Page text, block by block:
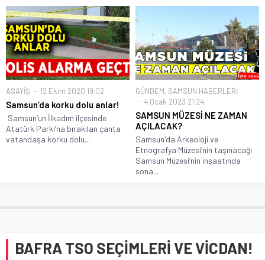
ASAYİŞ 12 Ekim 2020 19:02
Samsun’da korku dolu anlar!
Samsun’un İlkadım ilçesinde
Atatürk Parkı’na bırakılan çanta
vatandaşa korku dolu...
GÜNDEM, SAMSUN HABERLERİ
4 Ocak 2023 21:24
SAMSUN MÜZESİ NE ZAMAN
AÇILACAK?
Samsun'da Arkeoloji ve
Etnografya Müzesi’nin taşınacağı
Samsun Müzesi’nin inşaatında
sona...
BAFRA TSO SEÇİMLERİ VE VİCDAN!